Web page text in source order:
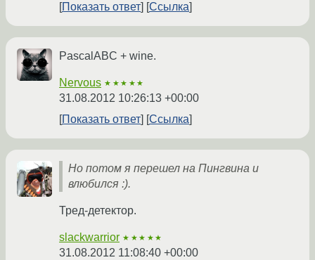
Показать ответ
Ссылка
PascalABC + wine.
Nervous ★★★★★
31.08.2012 10:26:13 +00:00
Показать ответ
Ссылка
Но потом я перешел на Пингвина и
влюбился :).
Тред-детектор.
slackwarrior ★★★★★
31.08.2012 11:08:40 +00:00